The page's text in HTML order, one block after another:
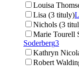
Louisa
Lisa (3 tituly)
Nichols (3
Marie Tourell
Soderberg3
Kathryn
Robert